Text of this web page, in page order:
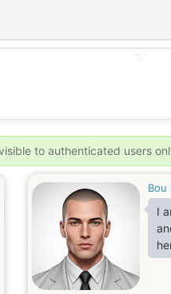
to authenticated users
Bou
I